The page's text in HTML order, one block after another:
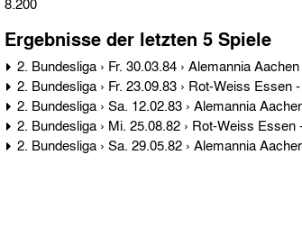
Ergebnisse der letzten 5 Spiele